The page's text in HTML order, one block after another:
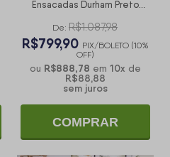
Ensacadas Durham Preto
De: R$1.087,98
R$799,90 PIX/BOLETO (10%
OFF)
ou R$888,78 em 10x de
R$88,88
sem juros
COMPRAR